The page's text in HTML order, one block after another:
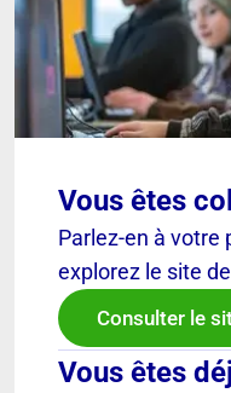
Vous êtes
Parlez-en à votre
explorez le site de
Consulter le
Vous êtes